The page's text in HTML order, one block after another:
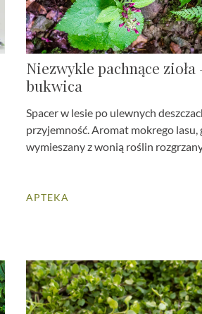
Niezwykle pachnące zioła
bukwica
Spacer w lesie po ulewnych
przyjemność. Aromat mokrego lasu,
wymieszany z wonią roślin
APTEKA